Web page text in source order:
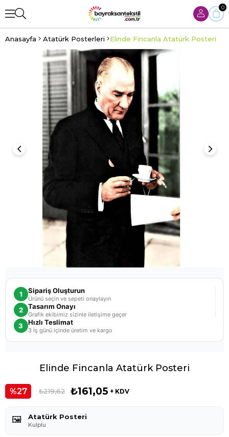
0
Anasayfa Atatürk Posterleri Elinde Fincanla Atatürk Posteri
1 Sipariş Oluşturun
Ürünü seçin ve sepeti onaylayın
2 Tasarım Onayı
Grafik ekibimiz sizinle iletişime geçer
3 Hızlı Teslimat
3 İş günü içinde üretim ve kargo
Elinde Fincanla Atatürk Posteri
27 ₺219,62 ₺161,05 + KDV
🖼️ Atatürk Posteri
Kulplu